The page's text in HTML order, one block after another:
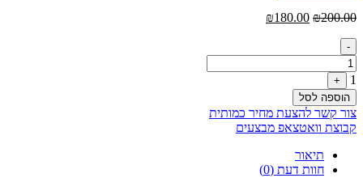
₪200.00
המחיר
₪200.00.
₪180.00
₪180.00.
Quantity
-
1
+
הוספה לסל
צור קשר להצעת מחיר כמותית
קבוצת וואטצאפ מבצעים
תיאור
חוות דעת (0)